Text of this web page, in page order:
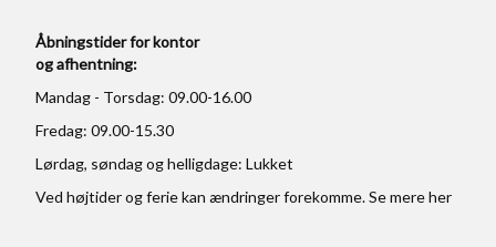
Åbningstider for kontor
og afhentning:
Mandag - Torsdag: 09.00-16.00
Fredag: 09.00-15.30
Lørdag, søndag og helligdage: Lukket
Ved højtider og ferie kan ændringer forekomme. Se mereher